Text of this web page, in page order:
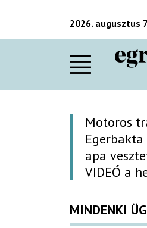
2026. augusztus
Motoros
apa
VIDEÓ a
MINDENKI